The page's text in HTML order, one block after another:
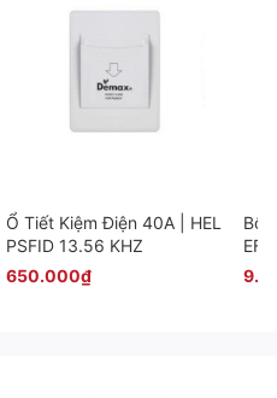
Ổ Tiết Kiệm Điện 40A | HEL
PSFID 13.56 KHZ
650.000₫
Bộ